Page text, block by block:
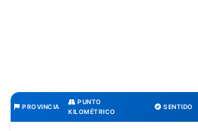
PROVINCIA
PUNTO
KILOMÉTRICO
SENTIDO